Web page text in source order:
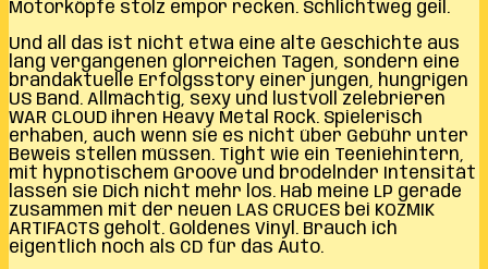
Motorköpfe stolz empor recken. Schlichtweg geil.
Und all das ist nicht etwa eine alte Geschichte aus
lang vergangenen glorreichen Tagen, sondern eine
brandaktuelle Erfolgsstory einer jungen, hungrigen
US Band. Allmächtig, sexy und lustvoll zelebrieren
WAR CLOUD ihren Heavy Metal Rock. Spielerisch
erhaben, auch wenn sie es nicht über Gebühr unter
Beweis stellen müssen. Tight wie ein Teeniehintern,
mit hypnotischem Groove und brodelnder Intensität
lassen sie Dich nicht mehr los. Hab meine LP gerade
zusammen mit der neuen LAS CRUCES bei KOZMIK
ARTIFACTS geholt. Goldenes Vinyl. Brauch ich
eigentlich noch als CD für das Auto.